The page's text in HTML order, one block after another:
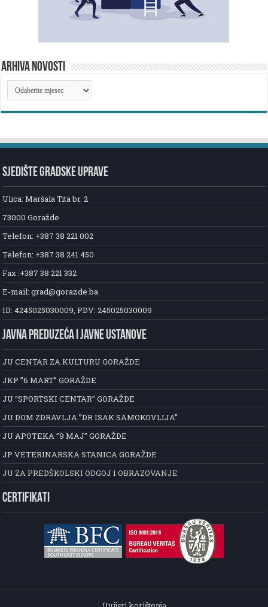
ARHIVA NOVOSTI
ARHIVA
NOVOSTI
SJEDIŠTE GRADSKE UPRAVE
Ulica: Maršala Tita br. 2
73000 Goražde
Telefon: +387 38 221 002
Telefon: +387 38 241 450
Fax :+387 38 221 332
E-mail: grad@gorazde.ba
ID: 4245025030009, PDV: 245025030009
JAVNA PREDUZEĆA I JAVNE USTANOVE
JU CENTAR ZA KULTURU GORAŽDE
JKP ”6 MART” GORAŽDE
JU “SPORTSKI CENTAR” GORAŽDE
JU DOM ZDRAVLJA ”DR ISAK SAMOKOVLIJA”
JU APOTEKA ”9 MAJ” GORAŽDE
JP VETERINARSKA STANICA GORAŽDE
JU ZA PREDŠKOLSKI ODGOJ I OBRAZOVANJE
CERTIFIKATI